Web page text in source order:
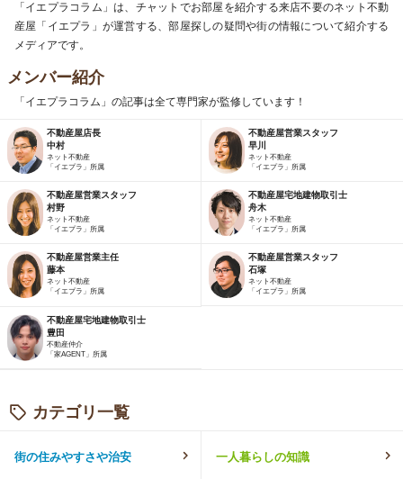
「イエプラコラム」は、チャットでお部屋を紹介する来店不要のネット不動
産屋「イエプラ」が運営する、部屋探しの疑問や街の情報について紹介する
メディアです。
メンバー紹介
「イエプラコラム」の記事は全て専門家が監修しています！
不動産屋店長
中村
ネット不動産
「イエプラ」所属
不動産屋営業スタッフ
早川
ネット不動産
「イエプラ」所属
不動産屋営業スタッフ
村野
ネット不動産
「イエプラ」所属
不動産屋宅地建物取引士
舟木
ネット不動産
「イエプラ」所属
不動産屋営業主任
藤本
ネット不動産
「イエプラ」所属
不動産屋営業スタッフ
石塚
ネット不動産
「イエプラ」所属
不動産屋宅地建物取引士
豊田
不動産仲介
「家AGENT」所属
カテゴリ一覧
街の住みやすさや治安 一人暮らしの知識